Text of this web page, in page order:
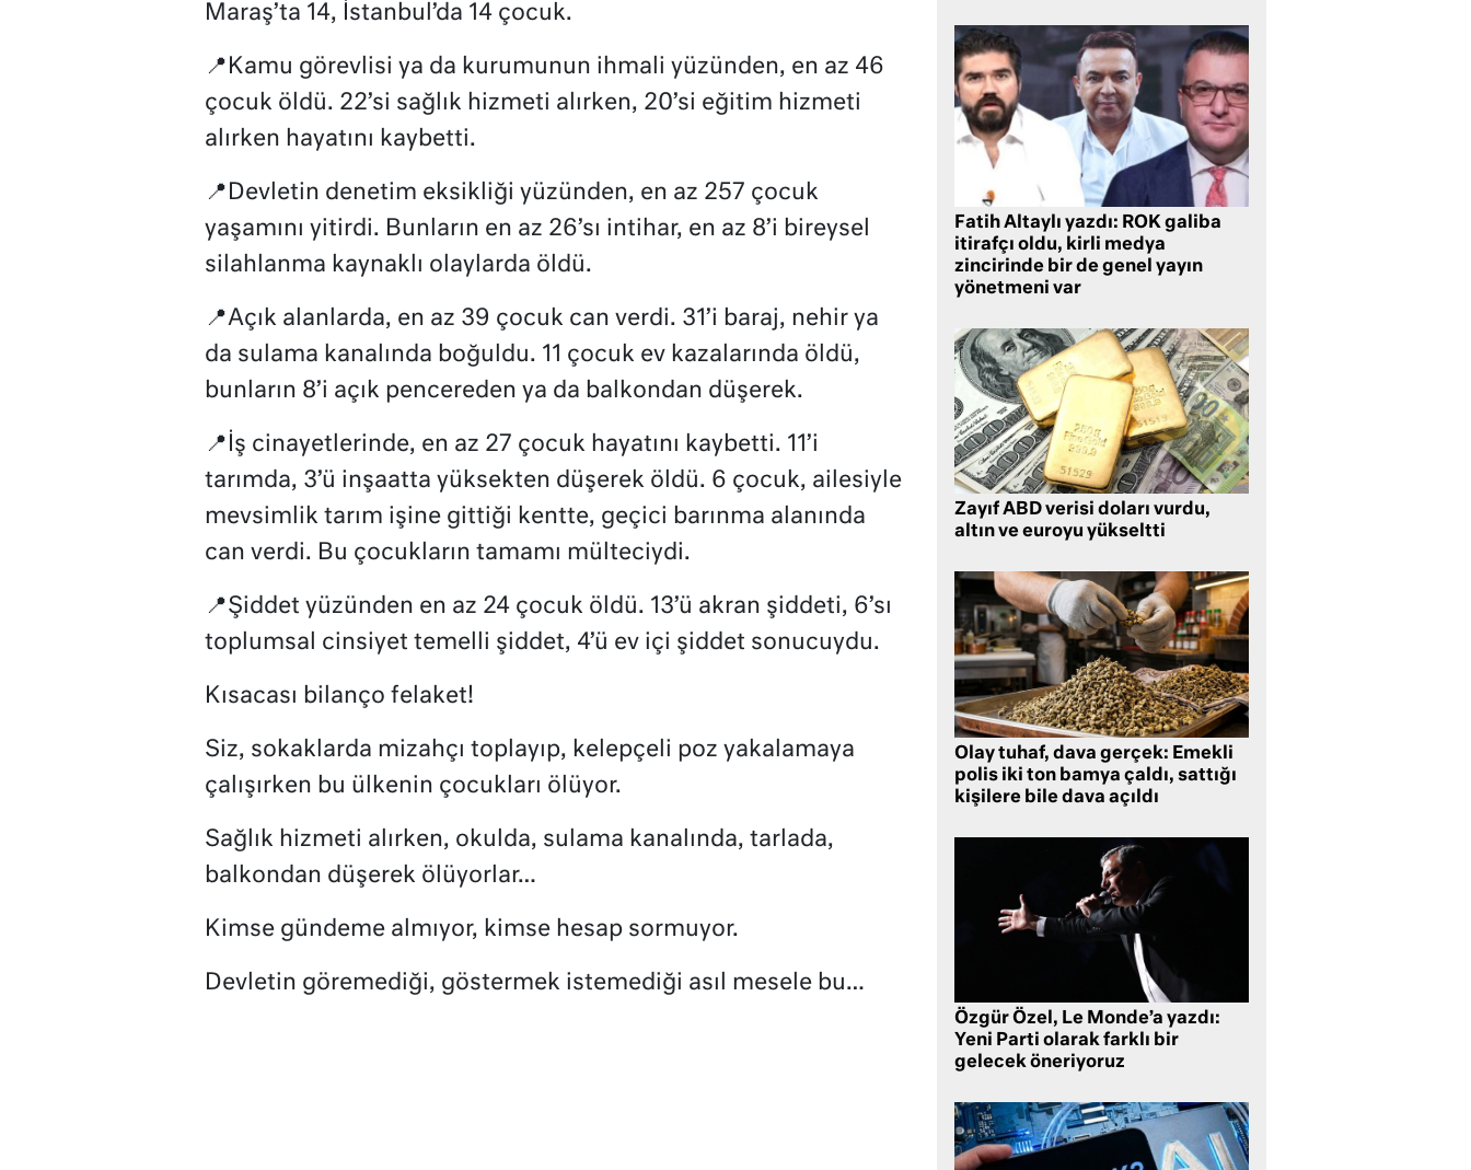
Maraş’ta 14, İstanbul’da 14 çocuk.
📍Kamu görevlisi ya da kurumunun ihmali yüzünden, en az 46
çocuk öldü. 22’si sağlık hizmeti alırken, 20’si eğitim hizmeti
alırken hayatını kaybetti.
📍Devletin denetim eksikliği yüzünden, en az 257 çocuk
yaşamını yitirdi. Bunların en az 26’sı intihar, en az 8’i bireysel
silahlanma kaynaklı olaylarda öldü.
📍Açık alanlarda, en az 39 çocuk can verdi. 31’i baraj, nehir ya
da sulama kanalında boğuldu. 11 çocuk ev kazalarında öldü,
bunların 8’i açık pencereden ya da balkondan düşerek.
📍İş cinayetlerinde, en az 27 çocuk hayatını kaybetti. 11’i
tarımda, 3’ü inşaatta yüksekten düşerek öldü. 6 çocuk, ailesiyle
mevsimlik tarım işine gittiği kentte, geçici barınma alanında
can verdi. Bu çocukların tamamı mülteciydi.
📍Şiddet yüzünden en az 24 çocuk öldü. 13’ü akran şiddeti, 6’sı
toplumsal cinsiyet temelli şiddet, 4’ü ev içi şiddet sonucuydu.
Kısacası bilanço felaket!
Siz, sokaklarda mizahçı toplayıp, kelepçeli poz yakalamaya
çalışırken bu ülkenin çocukları ölüyor.
Sağlık hizmeti alırken, okulda, sulama kanalında, tarlada,
balkondan düşerek ölüyorlar…
Kimse gündeme almıyor, kimse hesap sormuyor.
Devletin göremediği, göstermek istemediği asıl mesele bu…
Fatih Altaylı yazdı: ROK galiba
itirafçı oldu, kirli medya
zincirinde bir de genel yayın
yönetmeni var
Zayıf ABD verisi doları vurdu,
altın ve euroyu yükseltti
Olay tuhaf, dava gerçek: Emekli
polis iki ton bamya çaldı, sattığı
kişilere bile dava açıldı
Özgür Özel, Le Monde’a yazdı:
Yeni Parti olarak farklı bir
gelecek öneriyoruz